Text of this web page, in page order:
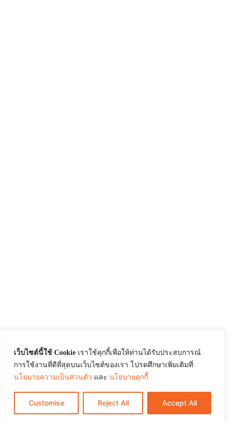
เว็บไซต์นี้ใช้ Cookie เราใช้คุกกี้เพื่อให้ท่านได้รับประสบการณ์
การใช้งานที่ดีที่สุดบนเว็บไซต์ของเรา โปรดศึกษาเพิ่มเติมที่
นโยบายความเป็นส่วนตัว และ นโยบายคุกกี้
Customise Reject All Accept All